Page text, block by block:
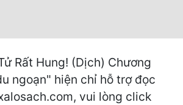
Rất Hung! (Dịch) Chương
ngoạn" hiện chỉ hỗ trợ đọc
vui lòng click